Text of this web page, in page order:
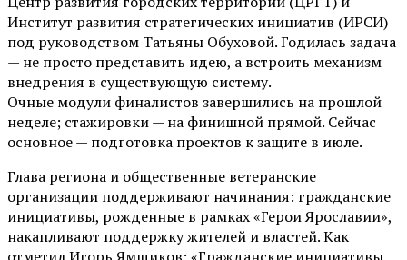
Институт развития стратегических инициатив (ИРСИ)
под руководством Татьяны Обуховой. Годилась задача
— не просто представить идею, а встроить механизм
внедрения в существующую систему.
Очные модули финалистов завершились на прошлой
неделе; стажировки — на финишной прямой. Сейчас
основное — подготовка проектов к защите в июле.
Глава региона и общественные ветеранские
организации поддерживают начинания: гражданские
инициативы, рожденные в рамках «Герои Ярославии»,
накапливают поддержку жителей и властей. Как